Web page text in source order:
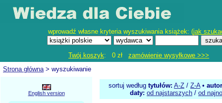
wprowadź własne kryteria wyszukiwania książek: (jak
Twój koszyk: 0 zł zamówienie wysyłkowe >>>
Strona główna> wyszukiwanie
English version
sortuj według tytułów: A-Z / Z-A•
daty: od najstarszych / od